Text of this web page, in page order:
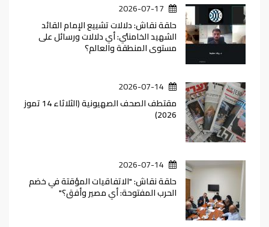
2026-07-17
حلقة نقاش: دلالات تشييع الإمام القائد
الشهيد الخامنئي: أي دلالات ورسائل على
مستوى المنطقة والعالم؟
2026-07-14
مقتطف الصحف الصهيونية (الثلاثاء 14 تموز
2026)
2026-07-14
حلقة نقاش: "الاتفاقيات المؤقتة في خضم
الحرب المفتوحة: أي مصير وأفق؟"